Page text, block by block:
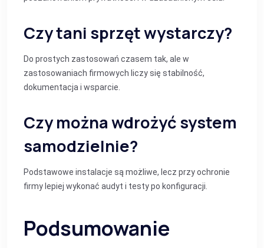
Czy tani sprzęt wystarczy?
Do prostych zastosowań czasem tak, ale w
zastosowaniach firmowych liczy się stabilność,
dokumentacja i wsparcie.
Czy można wdrożyć system
samodzielnie?
Podstawowe instalacje są możliwe, lecz przy ochronie
firmy lepiej wykonać audyt i testy po konfiguracji.
Podsumowanie